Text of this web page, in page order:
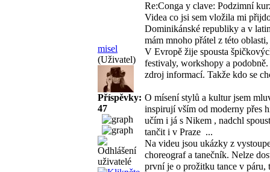
misel
(Uživatel)
Příspěvky:
47
Re:Conga y clave: Podzimní
Videa co jsi sem vložila mi
Dominikánské republiky a v
mám mnoho přátel z této
V Evropě žije spousta
festivaly, workshopy a
zdroj informací. Takže kdo se
O mísení stylů a kultur jsem
inspirují vším od moderny přes
učím i já s Nikem , nadchl
tančit i v Praze ...
Na videu jsou ukázky z
choreograf a tanečník. Nelze
první je o prožitku tance v